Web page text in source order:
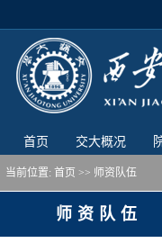
首页 交大概况
当前位置: 首页 >> 师资队伍
师资队伍